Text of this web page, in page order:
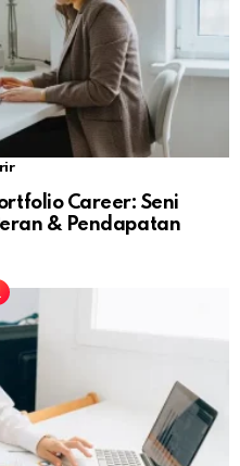
Career: Seni
& Pendapatan